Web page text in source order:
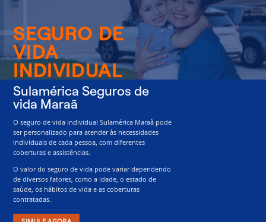
SEGURO DE
VIDA
INDIVIDUAL
Sulamérica Seguros de
vida Maraã
O seguro de vida individual Sulamérica Maraã pode
ser personalizado para atender às necessidades
individuais de cada pessoa, com diferentes
coberturas e assistências.
O valor do seguro de vida pode variar dependendo
de diversos fatores, como a idade, o estado de
saúde, os hábitos de vida e as coberturas
contratadas.